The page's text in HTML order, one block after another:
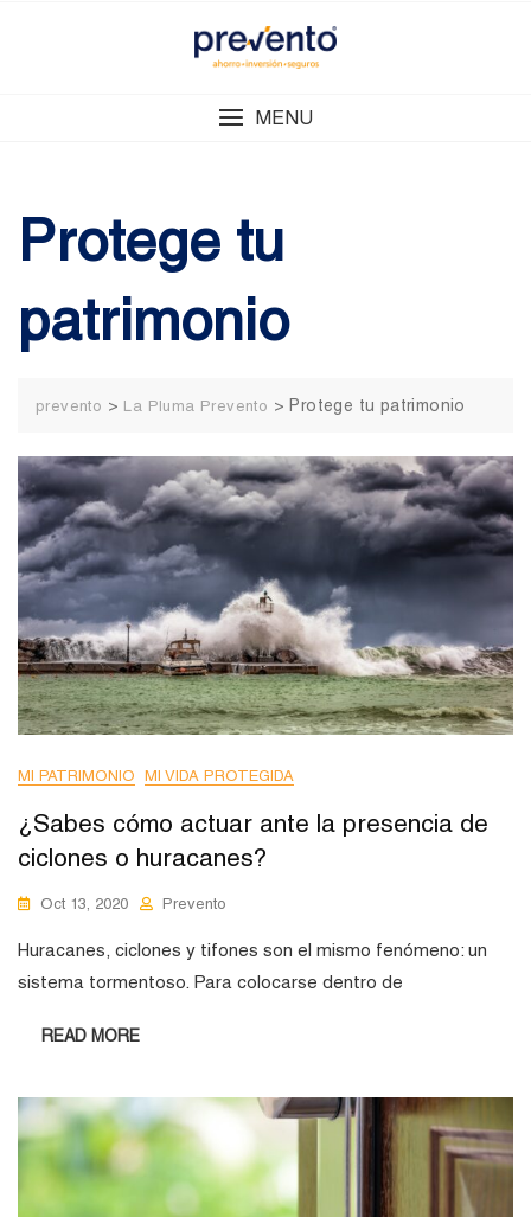
MENU
Protege tu
patrimonio
prevento > La Pluma Prevento > Protege tu patrimonio
MI PATRIMONIO MI VIDA PROTEGIDA
¿Sabes cómo actuar ante la presencia de
ciclones o huracanes?
Oct 13, 2020 Prevento
Huracanes, ciclones y tifones son el mismo fenómeno: un
sistema tormentoso. Para colocarse dentro de
READ MORE